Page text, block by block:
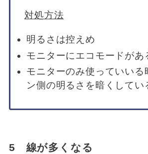
対処方法
明るさは控えめ
モニターにエコモードがあ
モニターのみ使っていいる
ン側の明るさを暗くしてい
5 線が多くなる